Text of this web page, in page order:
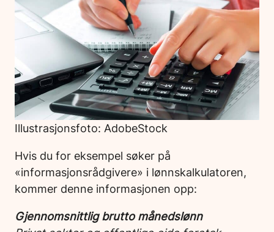
Illustrasjonsfoto: AdobeStock
Hvis du for eksempel søker på
«informasjonsrådgivere» i lønnskalkulatoren,
kommer denne informasjonen opp:
Gjennomsnittlig brutto månedslønn